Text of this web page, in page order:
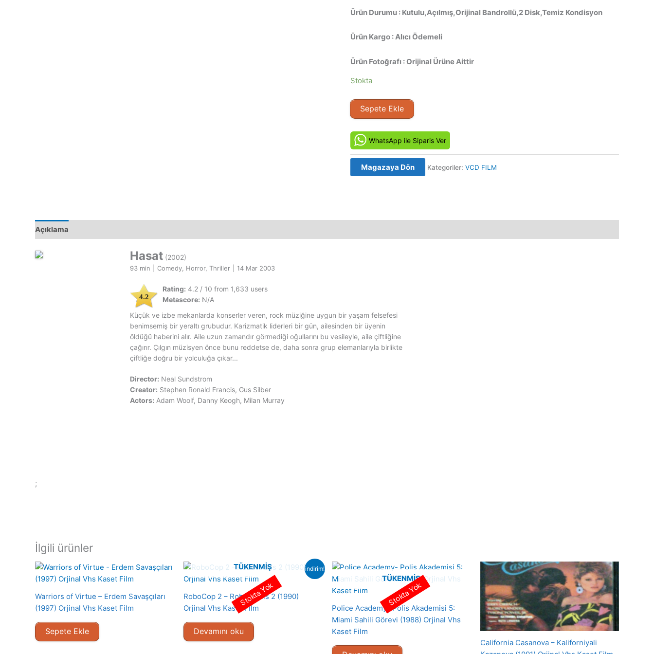
Ürün Durumu : Kutulu,Açılmış,Orijinal Bandrollü,2 Disk,Temiz Kondisyon
Ürün Kargo : Alıcı Ödemeli
Ürün Fotoğrafı : Orijinal Ürüne Aittir
Stokta
Hasat
-
(2002)
Orijinal
VCD
Film
Sepete Ekle
WhatsApp ile Siparis Ver
Magazaya Dön Kategoriler: VCD FILM
Açıklama
Hasat (2002)
93 min Comedy, Horror, Thriller 14 Mar 2003
4.2
Rating: 4.2 / 10 from 1,633 users
Metascore: N/A
Küçük ve izbe mekanlarda konserler veren, rock müziğine uygun bir yaşam felsefesi
benimsemiş bir yeraltı grubudur. Karizmatik liderleri bir gün, ailesinden bir üyenin
öldüğü haberini alır. Aile uzun zamandır görmediği oğullarını bu vesileyle, aile çiftliğine
çağırır. Çılgın müzisyen önce bunu reddetse de, daha sonra grup elemanlarıyla birlikte
çiftliğe doğru bir yolculuğa çıkar...
Director: Neal Sundstrom
Creator: Stephen Ronald Francis, Gus Silber
Actors: Adam Woolf, Danny Keogh, Milan Murray
;
İlgili ürünler
Warriors of Virtue – Erdem Savaşçıları
(1997) Orjinal Vhs Kaset Film
Sepete Ekle
indirim!
TÜKENMIŞ
RoboCop 2 – Robot Polis 2 (1990)
Orjinal Vhs Kaset Film
Devamını oku
Stokta Yok
TÜKENMIŞ
Police Academy- Polis Akademisi 5:
Miami Sahili Görevi (1988) Orjinal Vhs
Kaset Film
Stokta Yok
California Casanova – Kaliforniyali